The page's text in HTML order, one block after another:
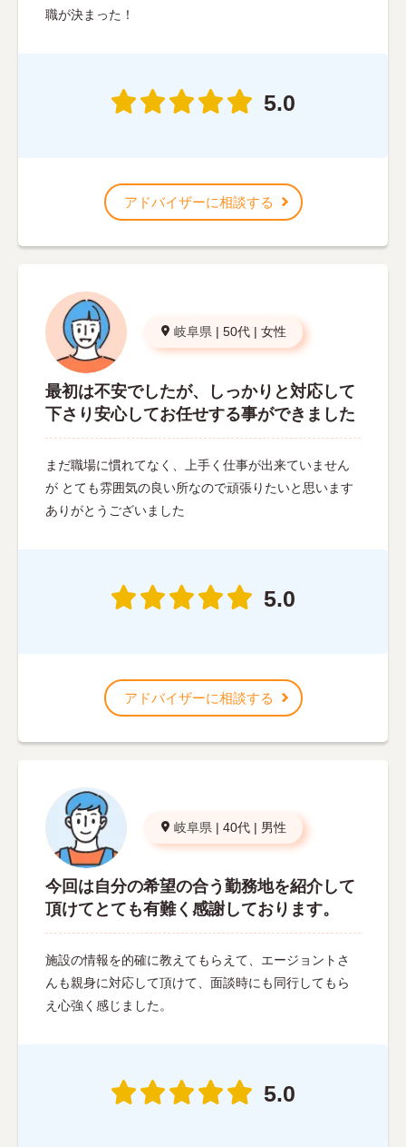
職が決まった！
5.0
アドバイザーに相談する
岐阜県 | 50代 | 女性
最初は不安でしたが、しっかりと対応して
下さり安心してお任せする事ができました
まだ職場に慣れてなく、上手く仕事が出来ていません
が とても雰囲気の良い所なので頑張りたいと思います
ありがとうございました
5.0
アドバイザーに相談する
岐阜県 | 40代 | 男性
今回は自分の希望の合う勤務地を紹介して
頂けてとても有難く感謝しております。
施設の情報を的確に教えてもらえて、エージョントさ
んも親身に対応して頂けて、面談時にも同行してもら
え心強く感じました。
5.0